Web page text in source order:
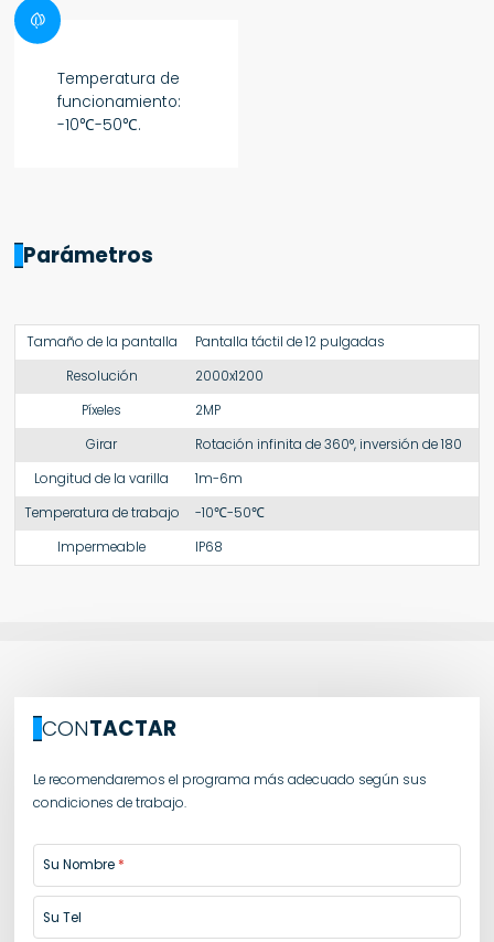

Temperatura de
funcionamiento:
-10℃-50℃.
Parámetros
Tamaño de la pantalla
Pantalla táctil de 12 pulgadas
Resolución
2000x1200
Píxeles
2MP
Girar
Rotación infinita de 360°, inversión de 180
Longitud de la varilla
1m-6m
Temperatura de trabajo
-10℃-50℃
Impermeable
IP68
CONTACTAR
Le recomendaremos el programa más adecuado según sus
condiciones de trabajo.
Su Nombre
Su Tel